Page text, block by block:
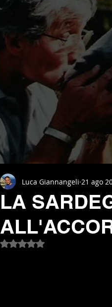
LA
Luca Giannangeli 21 ago
Valutazione NaN stelle su 5.